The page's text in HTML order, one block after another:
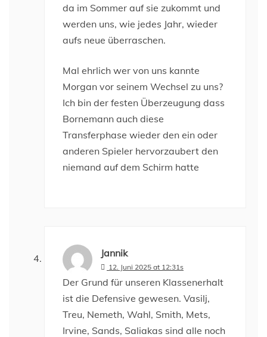
da im Sommer auf sie zukommt und
werden uns, wie jedes Jahr, wieder
aufs neue überraschen.
Mal ehrlich wer von uns kannte
Morgan vor seinem Wechsel zu uns?
Ich bin der festen Überzeugung dass
Bornemann auch diese
Transferphase wieder den ein oder
anderen Spieler hervorzaubert den
niemand auf dem Schirm hatte
Jannik
12. Juni 2025 at 12:31s
Der Grund für unseren Klassenerhalt
ist die Defensive gewesen. Vasilj,
Treu, Nemeth, Wahl, Smith, Mets,
Irvine, Sands, Saliakas sind alle noch